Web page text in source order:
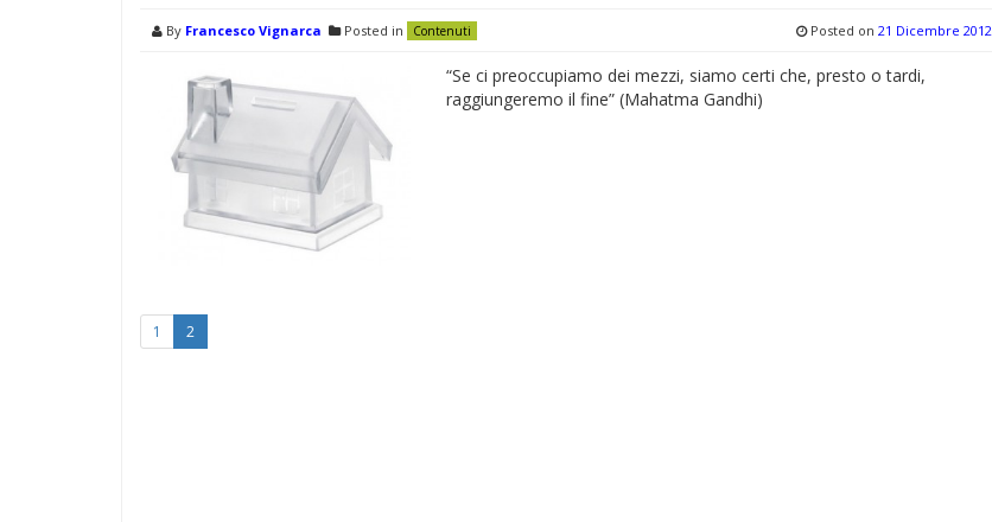
By Francesco Vignarca Posted in Contenuti Posted on 21 Dicembre 2012
“Se ci preoccupiamo dei mezzi, siamo certi che, presto o tardi,
raggiungeremo il fine” (Mahatma Gandhi)
1 2